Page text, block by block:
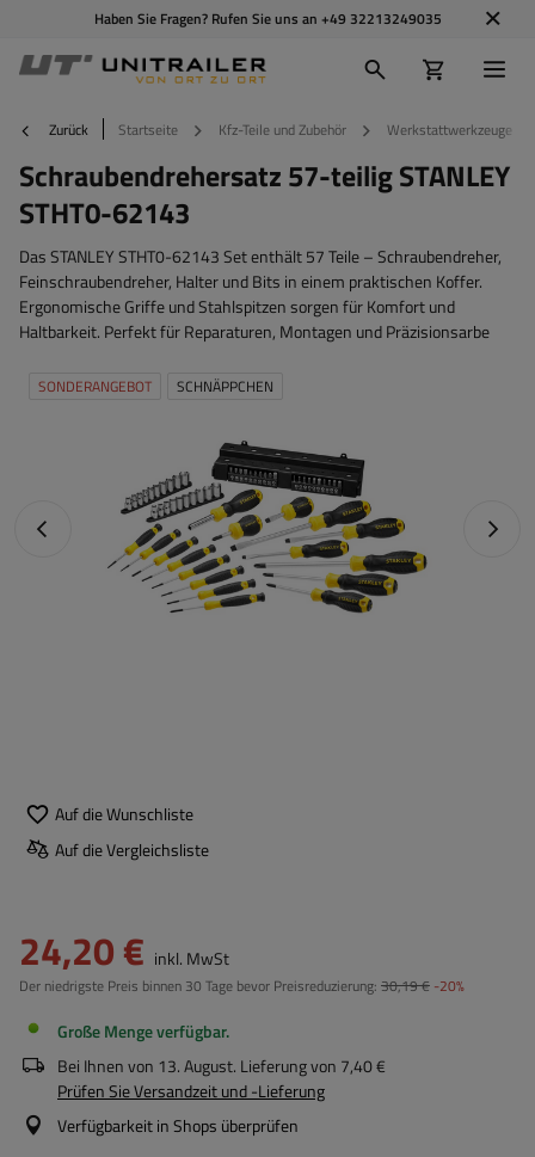
Haben Sie Fragen? Rufen Sie uns an +49 32213249035
Zurück Startseite Kfz-Teile und Zubehör Werkstattwerkzeuge
Schraubendrehersatz 57-teilig STANLEY
STHT0-62143
Das STANLEY STHT0-62143 Set enthält 57 Teile – Schraubendreher,
Feinschraubendreher, Halter und Bits in einem praktischen Koffer.
Ergonomische Griffe und Stahlspitzen sorgen für Komfort und
Haltbarkeit. Perfekt für Reparaturen, Montagen und Präzisionsarbe
Vorheriges Foto
SONDERANGEBOT SCHNÄPPCHEN
Auf die Wunschliste
Auf die Vergleichsliste
24,20 € inkl. MwSt
Der niedrigste Preis binnen 30 Tage bevor Preisreduzierung: 30,19 € -20%
Große Menge verfügbar
Bei Ihnen von 13. August. Lieferung von 7,40 €
Prüfen Sie Versandzeit und -Lieferung
Verfügbarkeit in Shops überprüfen